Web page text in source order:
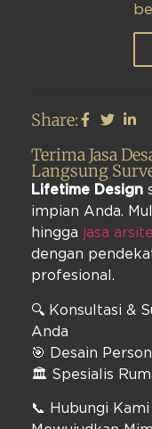
Share:
Terima Jasa
Langsung
Lifetime Design
impian Anda.
hingga jasa
dengan
profesional.
🔍 Konsultasi &
Anda
🎯 Desain
🏛️ Spesialis
📞 Hubungi